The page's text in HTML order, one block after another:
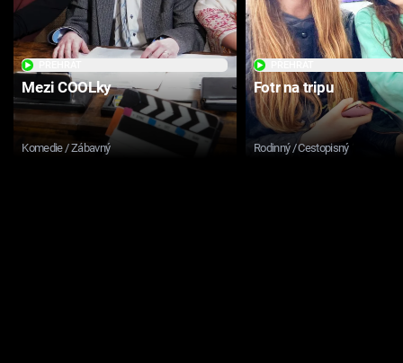
Mezi COOLky
Komedie / Zábavný
Fotr na tripu
Rodinný / Cestopisný